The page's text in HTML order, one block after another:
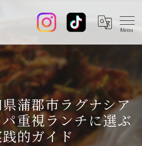
蒲郡市ラグナシア
重視ランチに選ぶ
的ガイド